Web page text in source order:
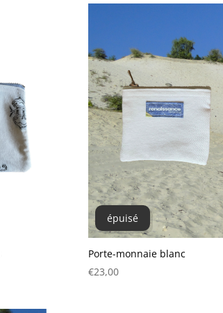
épuisé
Porte-monnaie blanc
€23,00